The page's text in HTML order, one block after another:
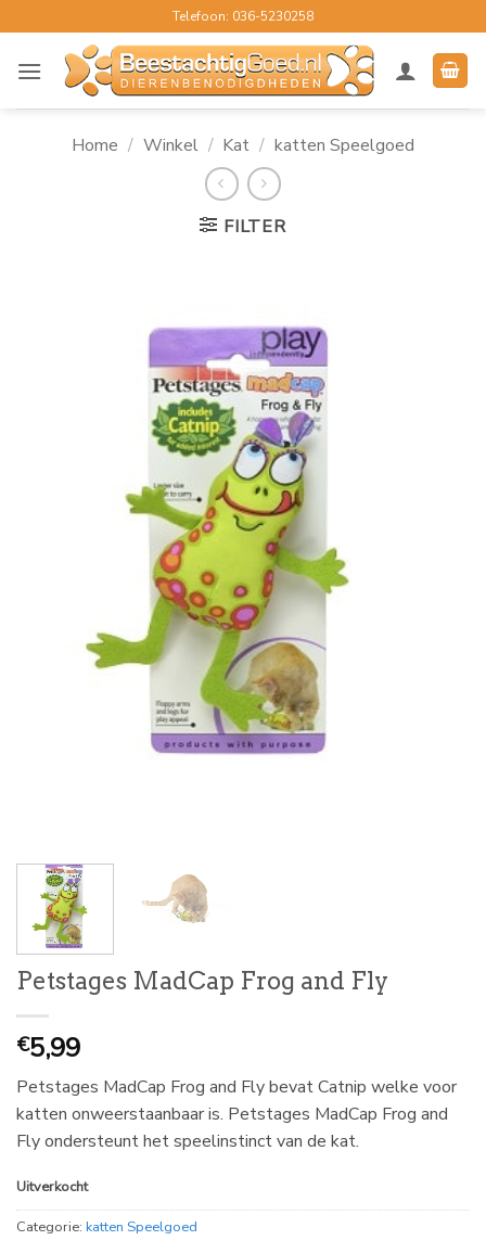
naar
inhoud
Telefoon: 036-5230258
Home / Winkel / Kat / katten Speelgoed
FILTER
Petstages MadCap Frog and Fly
€5,99
Petstages MadCap Frog and Fly bevat Catnip welke voor
katten onweerstaanbaar is. Petstages MadCap Frog and
Fly ondersteunt het speelinstinct van de kat.
Uitverkocht
Categorie: katten Speelgoed